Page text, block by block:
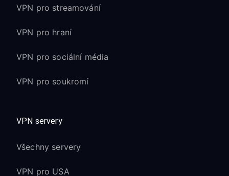
VPN pro streamování
VPN pro hraní
VPN pro sociální média
VPN pro soukromí
VPN servery
Všechny servery
VPN pro USA